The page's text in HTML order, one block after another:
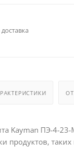
Kayman ПЭ-4-
продуктов,